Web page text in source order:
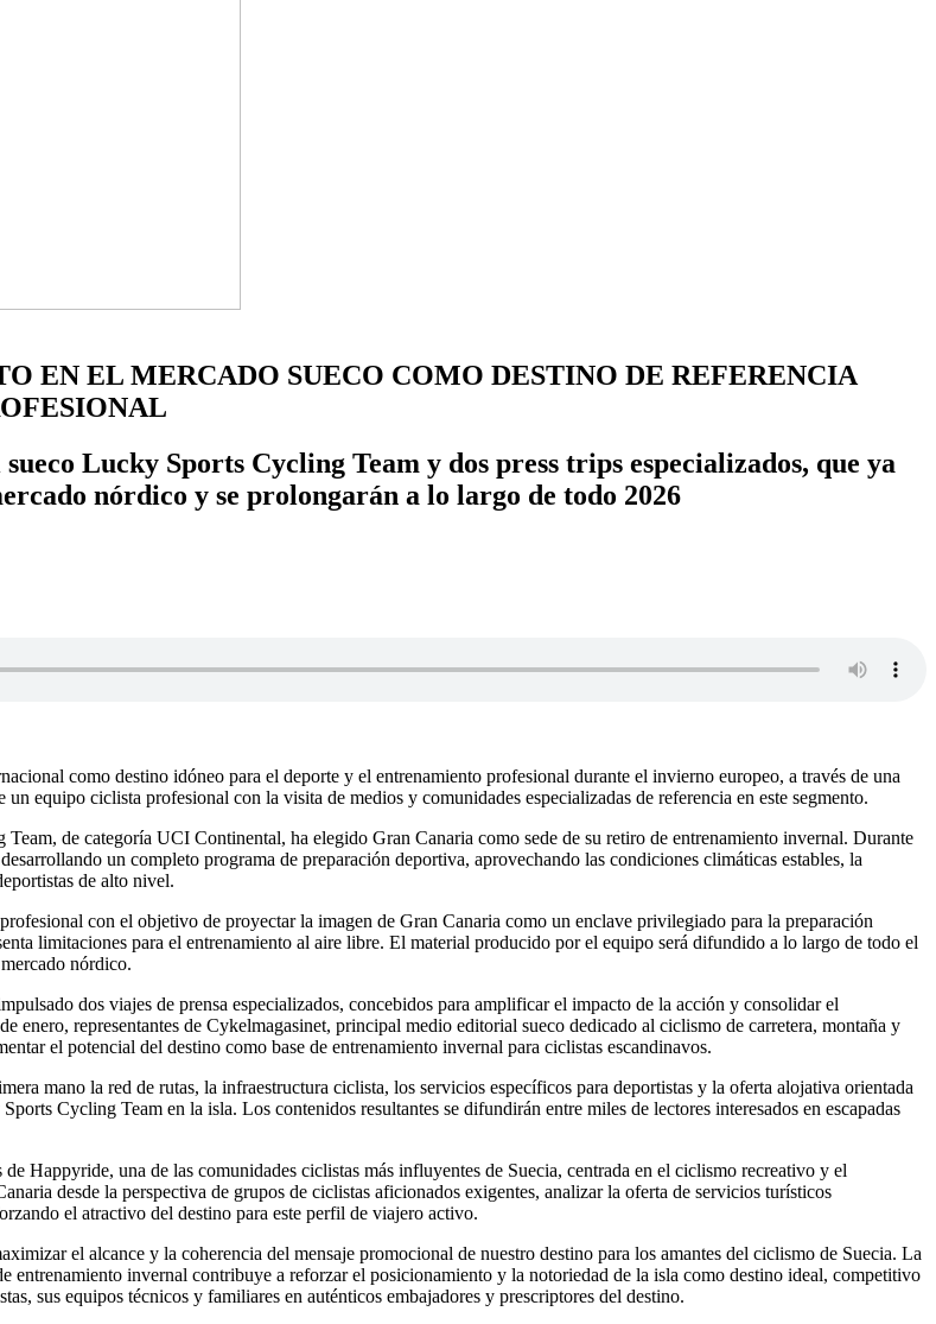
EN EL MERCADO SUECO COMO DESTINO DE REFERENCIA
Lucky Sports Cycling Team y dos press trips especializados, que ya
nórdico y se prolongarán a lo largo de todo 2026
como destino idóneo para el deporte y el entrenamiento profesional durante el invierno europeo, a través de una
equipo ciclista profesional con la visita de medios y comunidades especializadas de referencia en este segmento.
de categoría UCI Continental, ha elegido Gran Canaria como sede de su retiro de entrenamiento invernal. Durante
un completo programa de preparación deportiva, aprovechando las condiciones climáticas estables, la
de alto nivel.
con el objetivo de proyectar la imagen de Gran Canaria como un enclave privilegiado para la preparación
limitaciones para el entrenamiento al aire libre. El material producido por el equipo será difundido a lo largo de todo el
nórdico.
dos viajes de prensa especializados, concebidos para amplificar el impacto de la acción y consolidar el
enero, representantes de Cykelmagasinet, principal medio editorial sueco dedicado al ciclismo de carretera, montaña y
el potencial del destino como base de entrenamiento invernal para ciclistas escandinavos.
mano la red de rutas, la infraestructura ciclista, los servicios específicos para deportistas y la oferta alojativa orientada
Cycling Team en la isla. Los contenidos resultantes se difundirán entre miles de lectores interesados en escapadas
Happyride, una de las comunidades ciclistas más influyentes de Suecia, centrada en el ciclismo recreativo y el
desde la perspectiva de grupos de ciclistas aficionados exigentes, analizar la oferta de servicios turísticos
el atractivo del destino para este perfil de viajero activo.
el alcance y la coherencia del mensaje promocional de nuestro destino para los amantes del ciclismo de Suecia. La
entrenamiento invernal contribuye a reforzar el posicionamiento y la notoriedad de la isla como destino ideal, competitivo
sus equipos técnicos y familiares en auténticos embajadores y prescriptores del destino.